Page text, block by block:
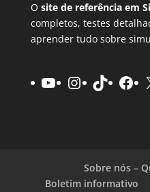
O site de referência em
completos, testes
aprender tudo sobre
Youtube
Instagram
TikTok
Sobre nós –
Boletim informativo